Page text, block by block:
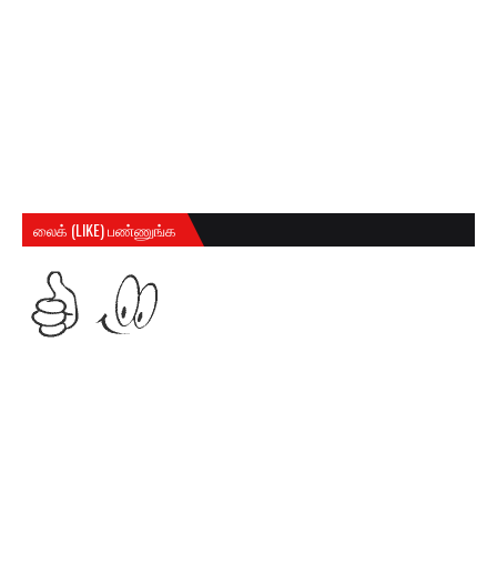
லைக் (LIKE) பண்ணுங்க